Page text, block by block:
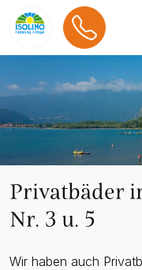
Privatbäder
Nr. 3 u. 5
Wir haben auch